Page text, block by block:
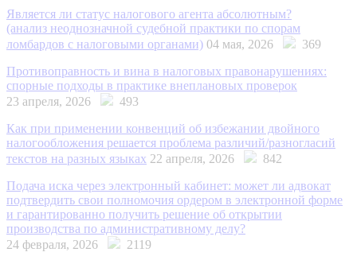
Является ли статус налогового агента абсолютным?
(анализ неоднозначной судебной практики по спорам
ломбардов с налоговыми органами) 04 мая, 2026
369
Противоправность и вина в налоговых правонарушениях:
спорные подходы в практике внеплановых проверок
23 апреля, 2026
493
Как при применении конвенций об избежании двойного
налогообложения решается проблема различий/разногласий
текстов на разных языках 22 апреля, 2026
842
Подача иска через электронный кабинет: может ли адвокат
подтвердить свои полномочия ордером в электронной форме
и гарантированно получить решение об открытии
производства по административному делу?
24 февраля, 2026
2119